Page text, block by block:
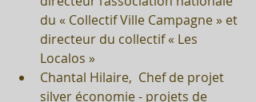
du « Collectif Ville Campagne » et
directeur du collectif « Les
Localos »
Chantal Hilaire,  Chef de projet
silver économie - projets de